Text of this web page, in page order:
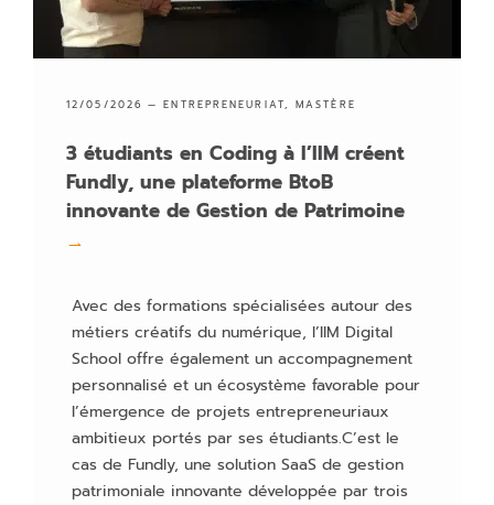
12/05/2026 —ENTREPRENEURIAT,MASTÈRE
3 étudiants en Coding à l’IIM créent
Fundly, une plateforme BtoB
innovante de Gestion de Patrimoine
→
Avec des formations spécialisées autour des
métiers créatifs du numérique, l’IIM Digital
School offre également un accompagnement
personnalisé et un écosystème favorable pour
l’émergence de projets entrepreneuriaux
ambitieux portés par ses étudiants.C’est le
cas de Fundly, une solution SaaS de gestion
patrimoniale innovante développée par trois